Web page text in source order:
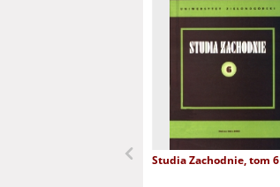
Studia Zachodnie, tom 6